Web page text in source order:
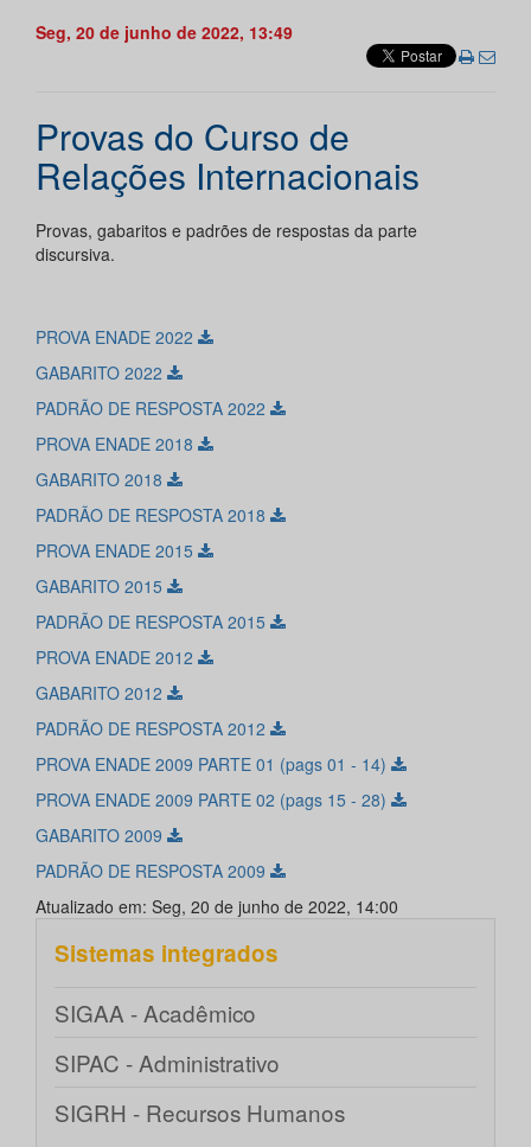
Seg, 20 de junho de 2022, 13:49
Provas do Curso de
Relações Internacionais
Provas, gabaritos e padrões de respostas da parte
discursiva.
PROVA ENADE 2022
GABARITO 2022
PADRÃO DE RESPOSTA 2022
PROVA ENADE 2018
GABARITO 2018
PADRÃO DE RESPOSTA 2018
PROVA ENADE 2015
GABARITO 2015
PADRÃO DE RESPOSTA 2015
PROVA ENADE 2012
GABARITO 2012
PADRÃO DE RESPOSTA 2012
PROVA ENADE 2009 PARTE 01 (pags 01 - 14)
PROVA ENADE 2009 PARTE 02 (pags 15 - 28)
GABARITO 2009
PADRÃO DE RESPOSTA 2009
Atualizado em: Seg, 20 de junho de 2022, 14:00
Sistemas integrados
SIGAA - Acadêmico
SIPAC - Administrativo
SIGRH - Recursos Humanos